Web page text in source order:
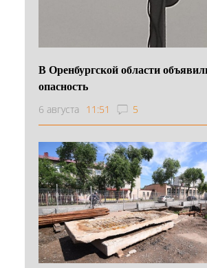
В Оренбургской области
опасность
6 августа 11:51 5